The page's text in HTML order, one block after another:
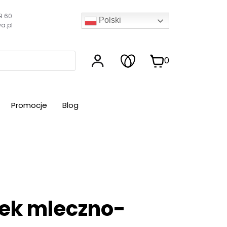
60
Polski
0
Promocje Blog
mleczno-